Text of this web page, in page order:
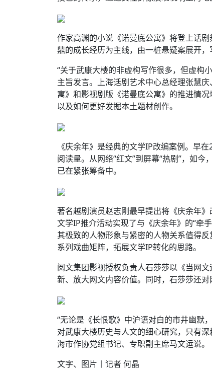
作家高渊的小说《诺曼底公寓》将登上话
鼎的成长经历为主线，由一桩悬疑案展开，
“关于武康大楼的非虚构写作很多，但虚构
主旨发言。上海话剧艺术中心总经理张慧
寓》和影视剧版《诺曼底公寓》的推进情
以及如何更好发掘本土题材创作。
《庆余年》是经典的文学IP改编案例。早
阅读量。从网络“红文”到屏幕“热剧”，如
已在紧张筹备中。
著名越剧演员赵志刚最早提出将《庆余年
文学IP推介活动实现了与《庆余年》的“牵
其极致的人物形象与紧密的人物关系值得
系列戏曲矩阵，拓展文学IP转化的思路。
阅文集团影视授权负责人石莎莎以《当网
新、放大网文内容价值。同时，石莎莎还
“无论是《长恨歌》中沪语对白的市井幽默
对武康大楼历史与人文的细心研究，只有
海市作协党组书记、专职副主席马文运说。
文字、图片丨记者 何晶